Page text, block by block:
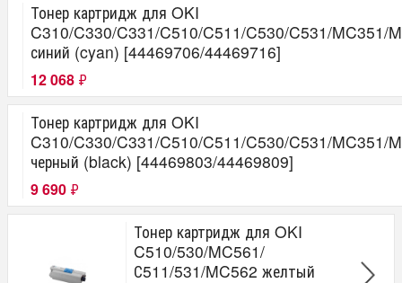
Тонер картридж для OKI
C310/C330/C331/C510/C511/C530/C531/MC351/
синий (cyan) [44469706/44469716]
12 068 ₽
Тонер картридж для OKI
C310/C330/C331/C510/C511/C530/C531/MC351/
черный (black) [44469803/44469809]
9 690 ₽
Тонер картридж для OKI
C510/530/MC561/
С511/531/MC562 желтый